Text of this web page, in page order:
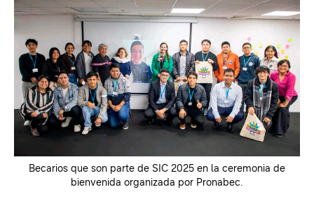
Becarios que son parte de SIC 2025 en la ceremonia de
bienvenida organizada por Pronabec.